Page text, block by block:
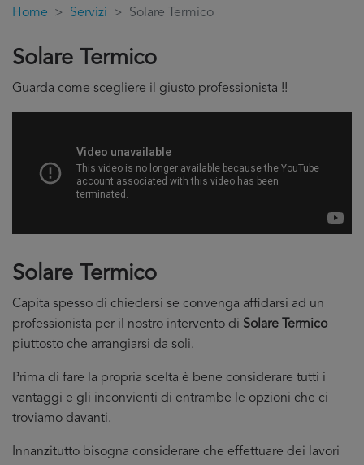
Home Servizi Solare Termico
Solare Termico
Guarda come scegliere il giusto professionista !!
Solare Termico
Capita spesso di chiedersi se convenga affidarsi ad un
professionista per il nostro intervento di Solare Termico
piuttosto che arrangiarsi da soli.
Prima di fare la propria scelta è bene considerare tutti i
vantaggi e gli inconvienti di entrambe le opzioni che ci
troviamo davanti.
Innanzitutto bisogna considerare che effettuare dei lavori